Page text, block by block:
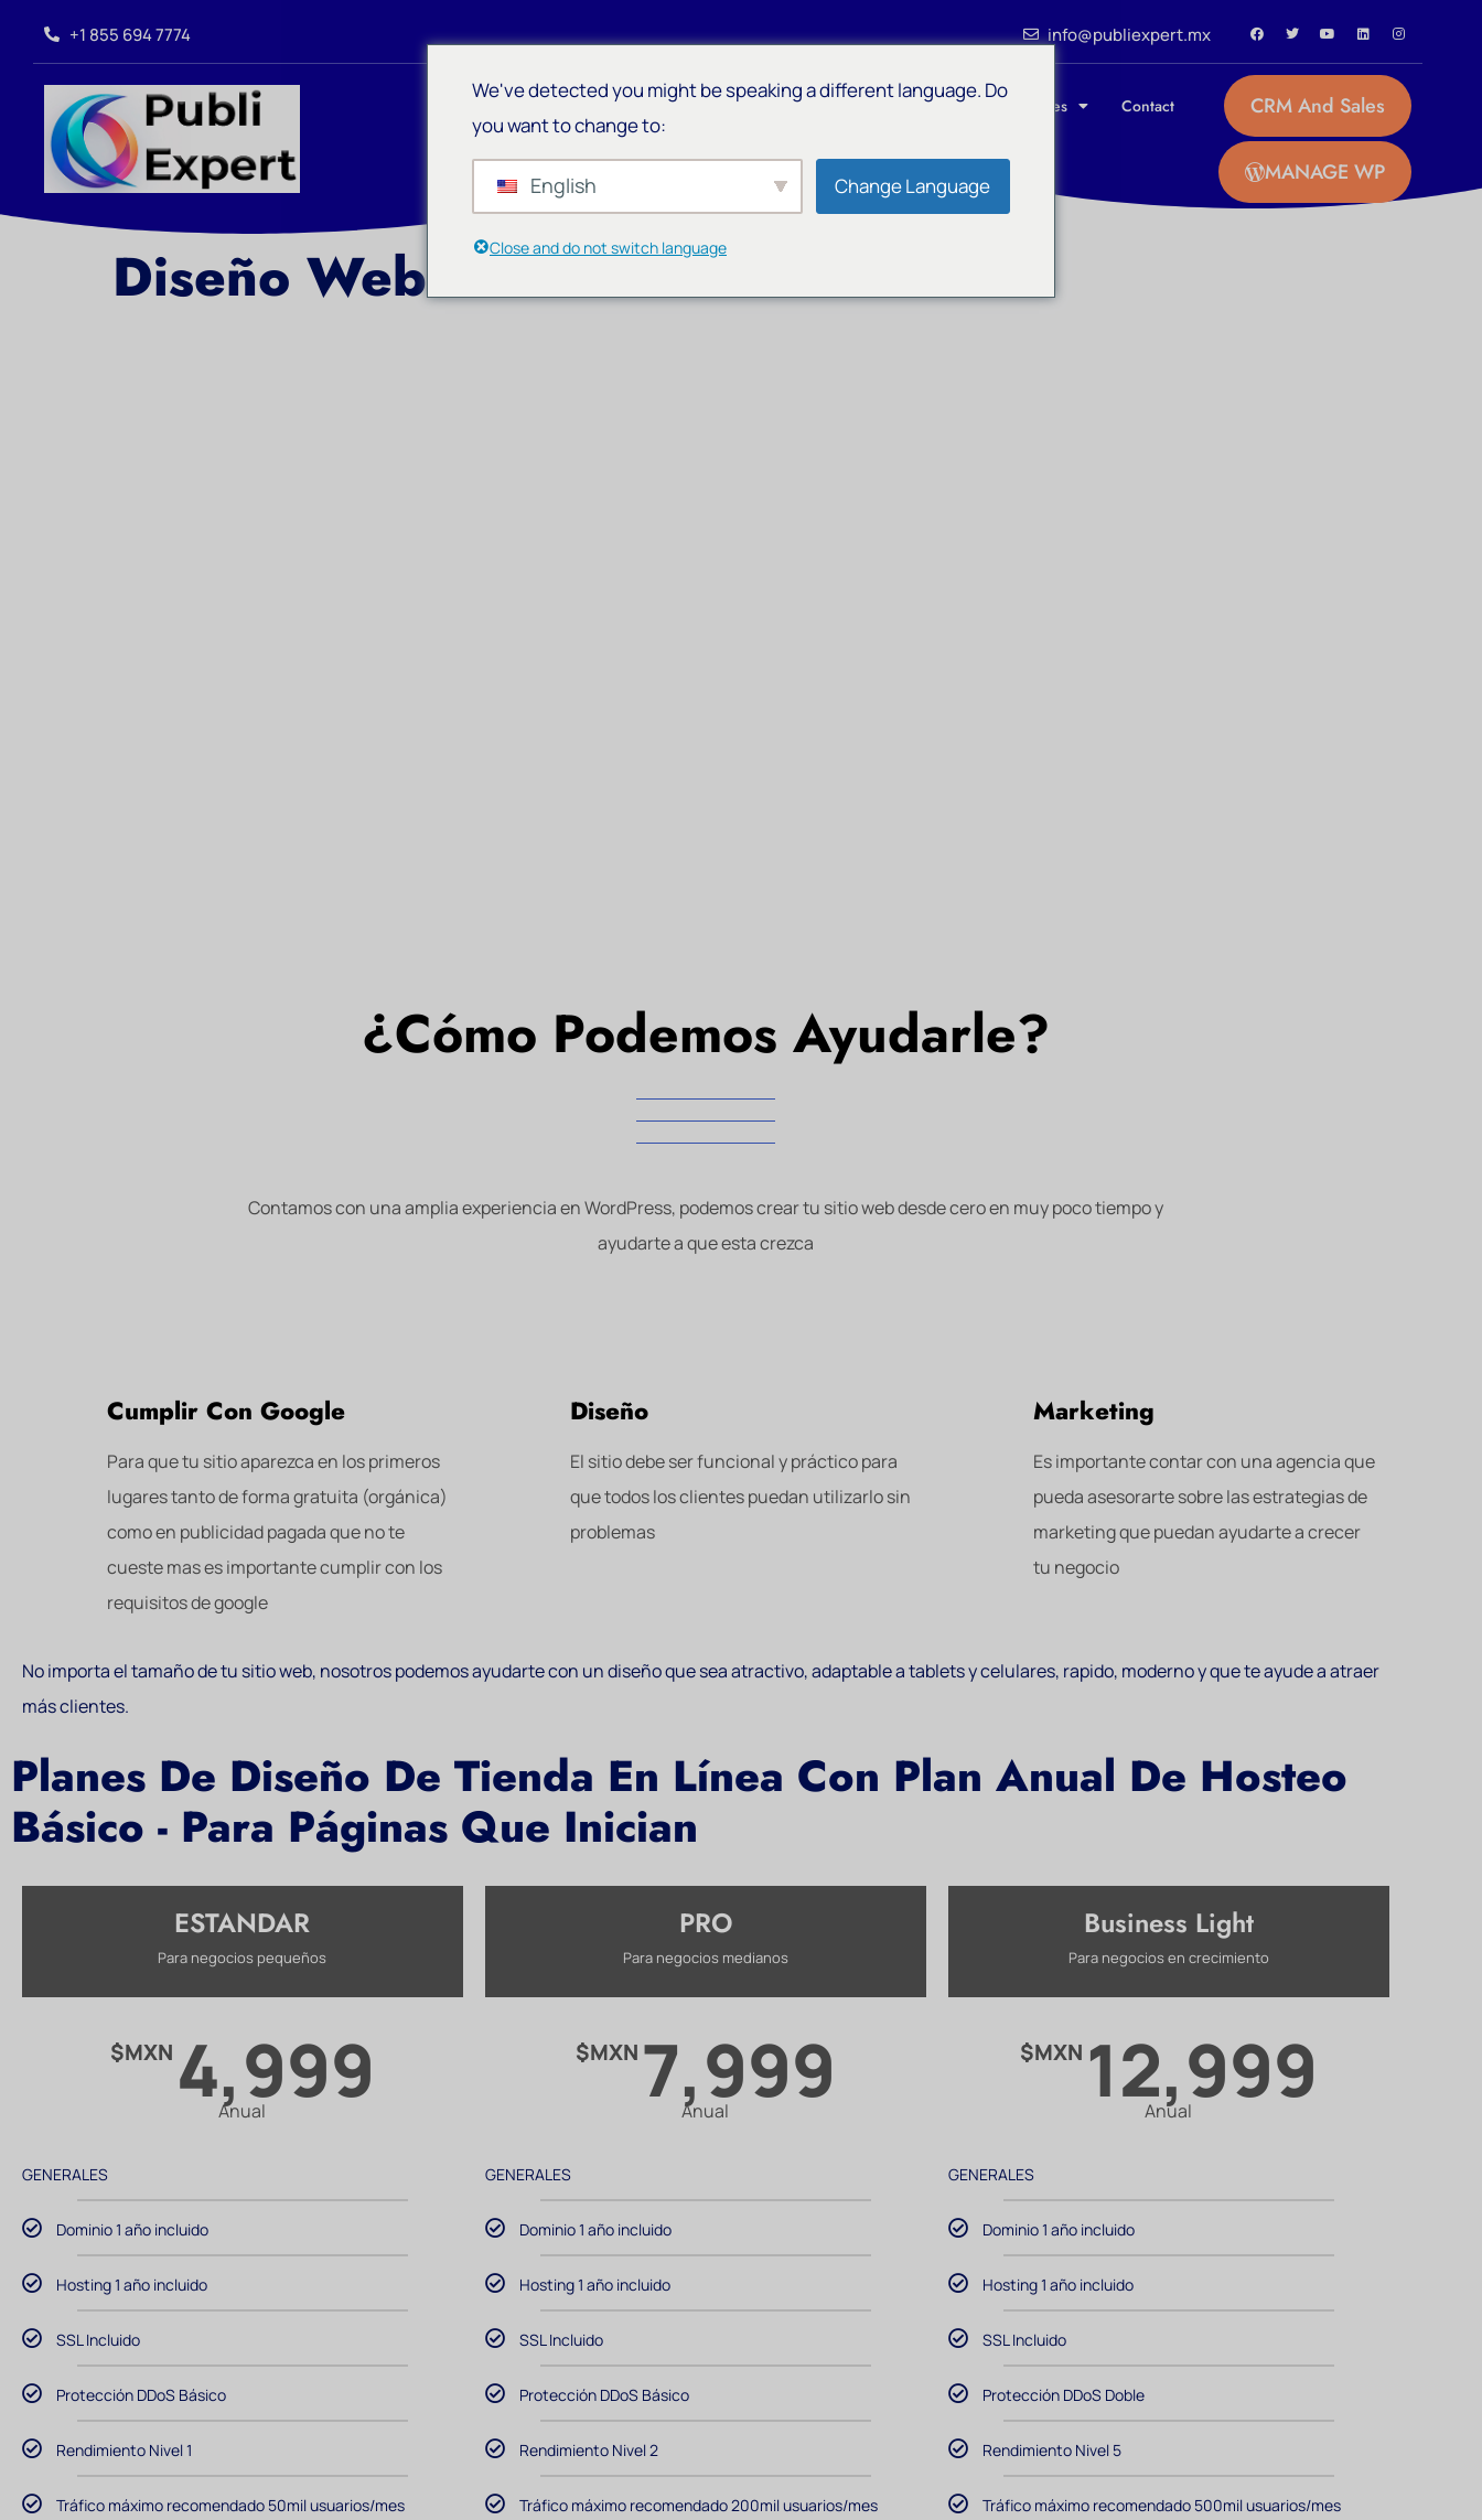
+1 855 694 7774 info@publiexpert.mx
Home About Us Services AI Partners / Affiliates Contact CRM And Sales
MANAGE WP
Diseño Web – Tu Sitio Web
¿Cómo Podemos Ayudarle?
Contamos con una amplia experiencia en WordPress, podemos crear tu sitio web desde cero en muy poco tiempo y
ayudarte a que esta crezca
Cumplir Con Google
Para que tu sitio aparezca en los primeros
lugares tanto de forma gratuita (orgánica)
como en publicidad pagada que no te
cueste mas es importante cumplir con los
requisitos de google
Diseño
El sitio debe ser funcional y práctico para
que todos los clientes puedan utilizarlo sin
problemas
Marketing
Es importante contar con una agencia que
pueda asesorarte sobre las estrategias de
marketing que puedan ayudarte a crecer
tu negocio
No importa el tamaño de tu sitio web, nosotros podemos ayudarte con un diseño que sea atractivo, adaptable a tablets y celulares, rapido, moderno y que te ayude a atraer
más clientes.
Planes De Diseño De Tienda En Línea Con Plan Anual De Hosteo
Básico - Para Páginas Que Inician
ESTANDAR
Para negocios pequeños
$MXN 4,999
Anual
GENERALES
Dominio 1 año incluido
Hosting 1 año incluido
SSL Incluido
Protección DDoS Básico
Rendimiento Nivel 1
Tráfico máximo recomendado 50mil usuarios/mes
PRO
Para negocios medianos
$MXN 7,999
Anual
GENERALES
Dominio 1 año incluido
Hosting 1 año incluido
SSL Incluido
Protección DDoS Básico
Rendimiento Nivel 2
Tráfico máximo recomendado 200mil usuarios/mes
Business Light
Para negocios en crecimiento
$MXN 12,999
Anual
GENERALES
Dominio 1 año incluido
Hosting 1 año incluido
SSL Incluido
Protección DDoS Doble
Rendimiento Nivel 5
Tráfico máximo recomendado 500mil usuarios/mes
We've detected you might be speaking a different language. Do
you want to change to:
English Change Language
Close and do not switch language